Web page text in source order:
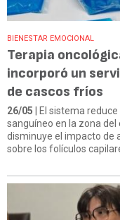
BIENESTAR EMOCIONAL
Terapia
incorporó un
de cascos fríos
26/05 | El sistema
sanguíneo en la zona del
disminuye el impacto de
sobre los folículos